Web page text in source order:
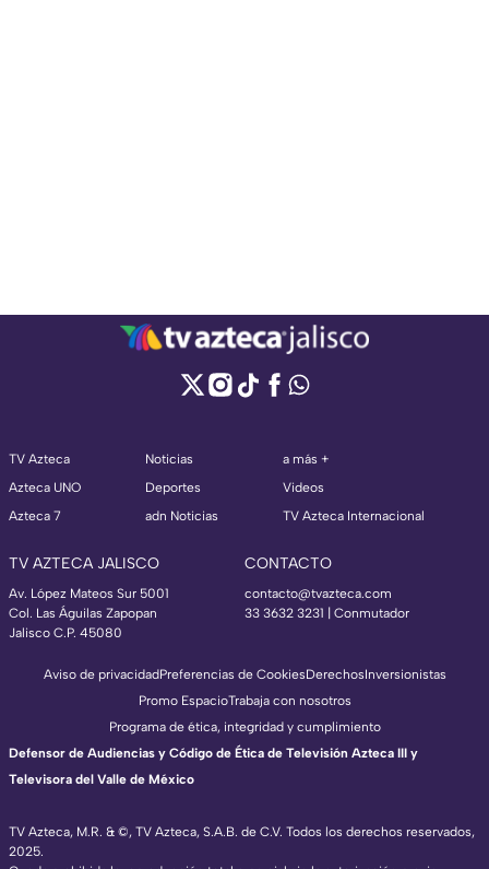
TV Azteca
Azteca UNO
Azteca 7
Noticias
Deportes
adn Noticias
a más +
Videos
TV Azteca Internacional
TV AZTECA JALISCO
Av. López Mateos Sur 5001
Col. Las Águilas Zapopan
Jalisco C.P. 45080
CONTACTO
contacto@tvazteca.com
33 3632 3231 | Conmutador
TV Azteca, M.R. & ©, TV Azteca, S.A.B. de C.V. Todos los derechos reservados,
2025.
Aviso de privacidadPreferencias de CookiesDerechosInversionistas
Promo EspacioTrabaja con nosotros
Programa de ética, integridad y cumplimiento
Defensor de Audiencias y Código de Ética de Televisión Azteca III y
Televisora del Valle de México